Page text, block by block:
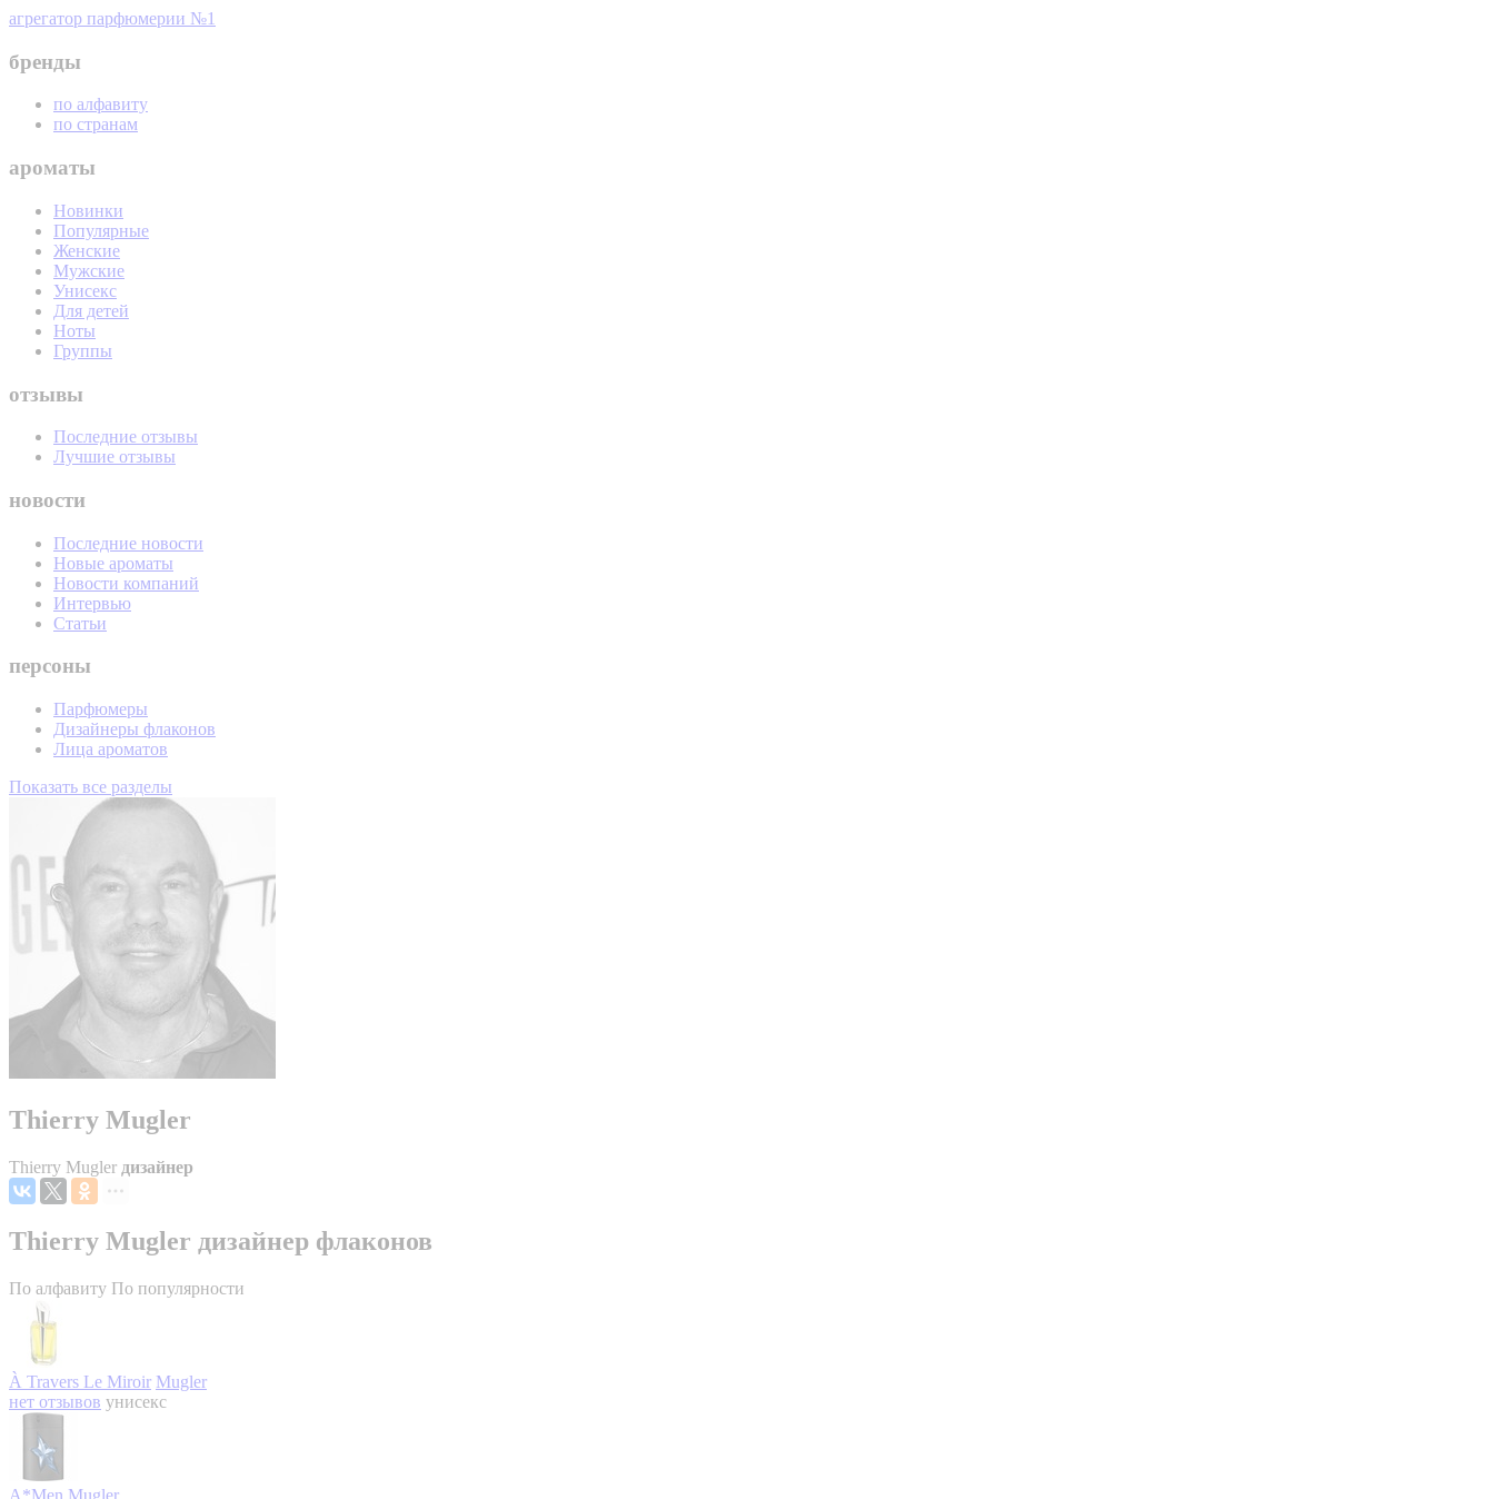
агрегатор парфюмерии №1
бренды
по алфавиту
по странам
ароматы
Новинки
Популярные
Женские
Мужские
Унисекс
Для детей
Ноты
Группы
отзывы
Последние отзывы
Лучшие отзывы
новости
Последние новости
Новые ароматы
Новости компаний
Интервью
Статьи
персоны
Парфюмеры
Дизайнеры флаконов
Лица ароматов
Показать все разделы
Thierry Mugler
Thierry Mugler дизайнер
Thierry Mugler дизайнер флаконов
По алфавиту По популярности
À Travers Le Miroir Mugler
нет отзывов унисекс
A*Men Mugler